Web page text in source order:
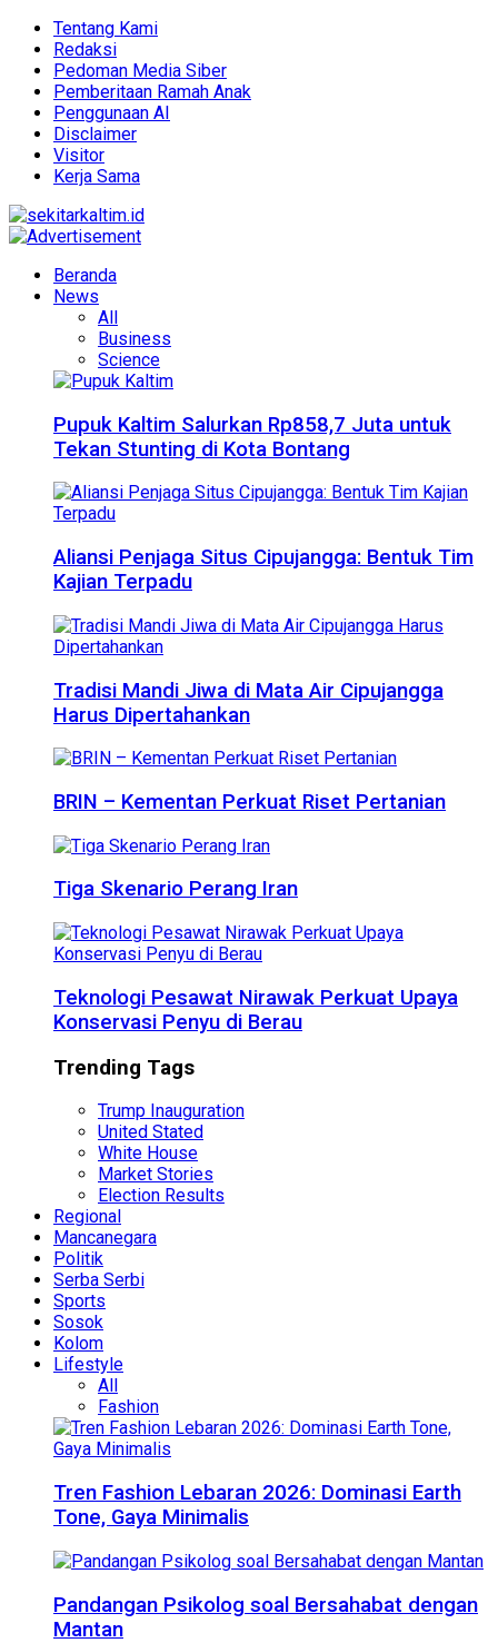
Tentang Kami
Redaksi
Pedoman Media Siber
Pemberitaan Ramah Anak
Penggunaan AI
Disclaimer
Visitor
Kerja Sama
Beranda
News
All
Business
Science
Pupuk Kaltim Salurkan Rp858,7 Juta untuk
Tekan Stunting di Kota Bontang
Aliansi Penjaga Situs Cipujangga: Bentuk Tim
Kajian Terpadu
Tradisi Mandi Jiwa di Mata Air Cipujangga
Harus Dipertahankan
BRIN – Kementan Perkuat Riset Pertanian
Tiga Skenario Perang Iran
Teknologi Pesawat Nirawak Perkuat Upaya
Konservasi Penyu di Berau
Trending Tags
Trump Inauguration
United Stated
White House
Market Stories
Election Results
Regional
Mancanegara
Politik
Serba Serbi
Sports
Sosok
Kolom
Lifestyle
All
Fashion
Tren Fashion Lebaran 2026: Dominasi Earth
Tone, Gaya Minimalis
Pandangan Psikolog soal Bersahabat dengan
Mantan